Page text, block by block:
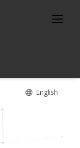
English